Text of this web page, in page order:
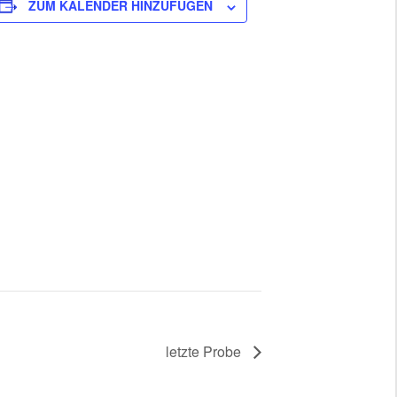
ZUM KALENDER HINZUFÜGEN
letzte Probe